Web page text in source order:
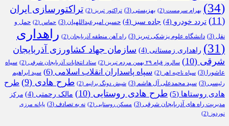
(34)
بهرام سرمست (2) بهزیستی (3) تراکتور تبریز (2)
تراکتورسازی ایران
(11)
تردد خودرو (4) جاده سبز (4) حسین امیرعبداللهیان (3) حماس (2)
حمل و
نقل (3) دانشگاه علوم پزشکی تبریز (3) راه آهن منطقه آذربایجان (2)
راهداری
(31)
راهداری زمستانی (4)
سازمان جهاد کشاورزی آذربایجان
شرقی (10) سالروز قیام ۲۹ بهمن مردم تبریز (2) ستاد انتخابات آذربایجان شرقی (2)
سپاه
عاشورا
(3) سپاه ناحیه اهر (2) سپاه پاسداران انقلاب اسلامی (6)
سید ابراهیم
رئیسی (3) سید محمدعلی آل هاشم (3) شیش دونگ برانیم (2) طرح هادی (9)
طرح
هادی روستاها (5) طرح هادی روستایی (10) مالک رحمتی (4)
مرکز
مدیریت راه های آذربایجان شرقی (3) مسکن روستایی (2) نه به تصادف (3)
پایانه مرزی
نوردوز (2)